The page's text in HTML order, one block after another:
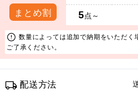
まとめ割 5点～
数量によっては追加で納期をいただく
ご了承ください。
配送方法